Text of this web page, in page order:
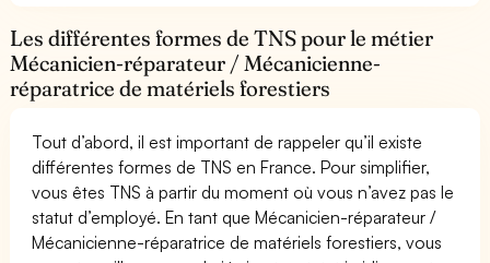
Les différentes formes de TNS pour le métier
Mécanicien-réparateur / Mécanicienne-
réparatrice de matériels forestiers
Tout d’abord, il est important de rappeler qu’il existe
différentes formes de TNS en France. Pour simplifier,
vous êtes TNS à partir du moment où vous n’avez pas le
statut d’employé. En tant que Mécanicien-réparateur /
Mécanicienne-réparatrice de matériels forestiers, vous